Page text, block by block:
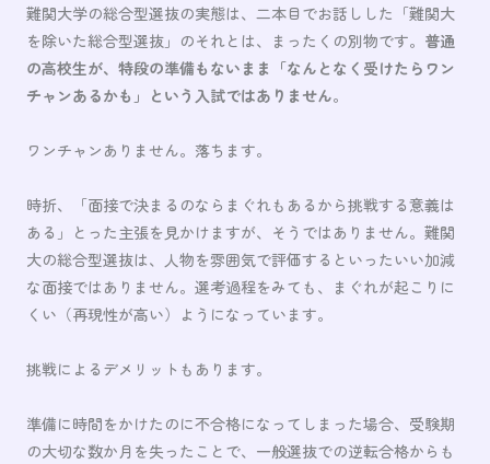
難関大学の総合型選抜の実態は、二本目でお話しした「難関大
を除いた総合型選抜」のそれとは、まったくの別物です。 普通
の高校生が、特段の準備もないまま「なんとなく受けたらワン
チャンあるかも」という入試ではありません。
ワンチャンありません。落ちます。
時折、「面接で決まるのならまぐれもあるから挑戦する意義は
ある」とった主張を見かけますが、そうではありません。難関
大の総合型選抜は、人物を雰囲気で評価するといったいい加減
な面接ではありません。選考過程をみても、まぐれが起こりに
くい（再現性が高い）ようになっています。
挑戦によるデメリットもあります。
準備に時間をかけたのに不合格になってしまった場合、受験期
の大切な数か月を失ったことで、一般選抜での逆転合格からも